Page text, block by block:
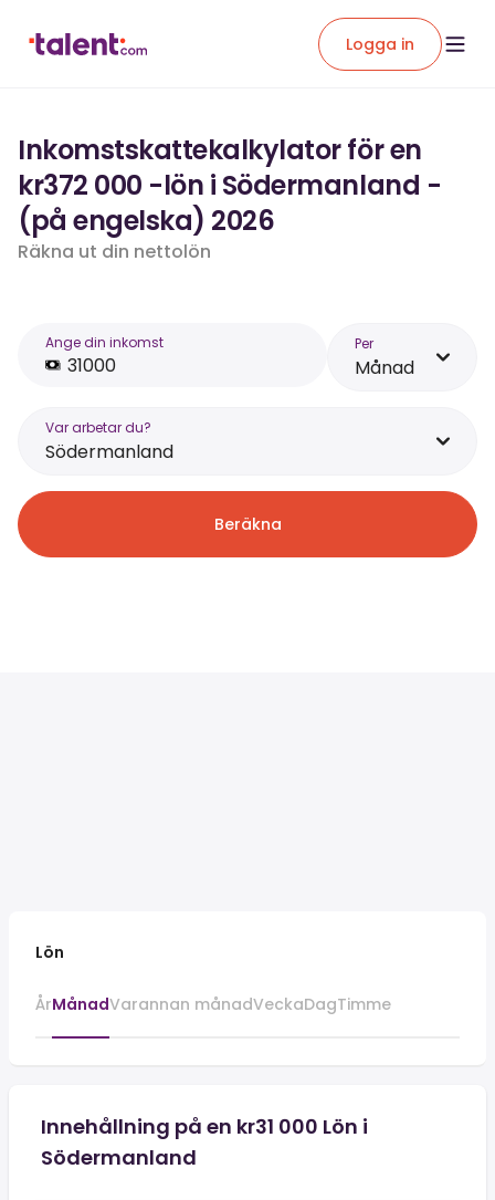
Logga in
Inkomstskattekalkylator för en
kr372 000 -lön i Södermanland -
(på engelska) 2026
Räkna ut din nettolön
Ange din inkomst Per
Månad
Var arbetar du?
Södermanland
Beräkna
Lön
ÅrMånadVarannan månadVeckaDagTimme
Innehållning på en kr31 000 Lön i
Södermanland